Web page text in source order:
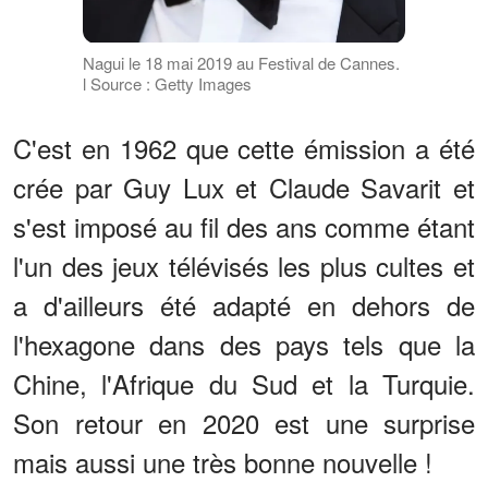
Nagui le 18 mai 2019 au Festival de Cannes.
l Source : Getty Images
C'est en 1962 que cette émission a été
crée par Guy Lux et Claude Savarit et
s'est imposé au fil des ans comme étant
l'un des jeux télévisés les plus cultes et
a d'ailleurs été adapté en dehors de
l'hexagone dans des pays tels que la
Chine, l'Afrique du Sud et la Turquie.
Son retour en 2020 est une surprise
mais aussi une très bonne nouvelle !